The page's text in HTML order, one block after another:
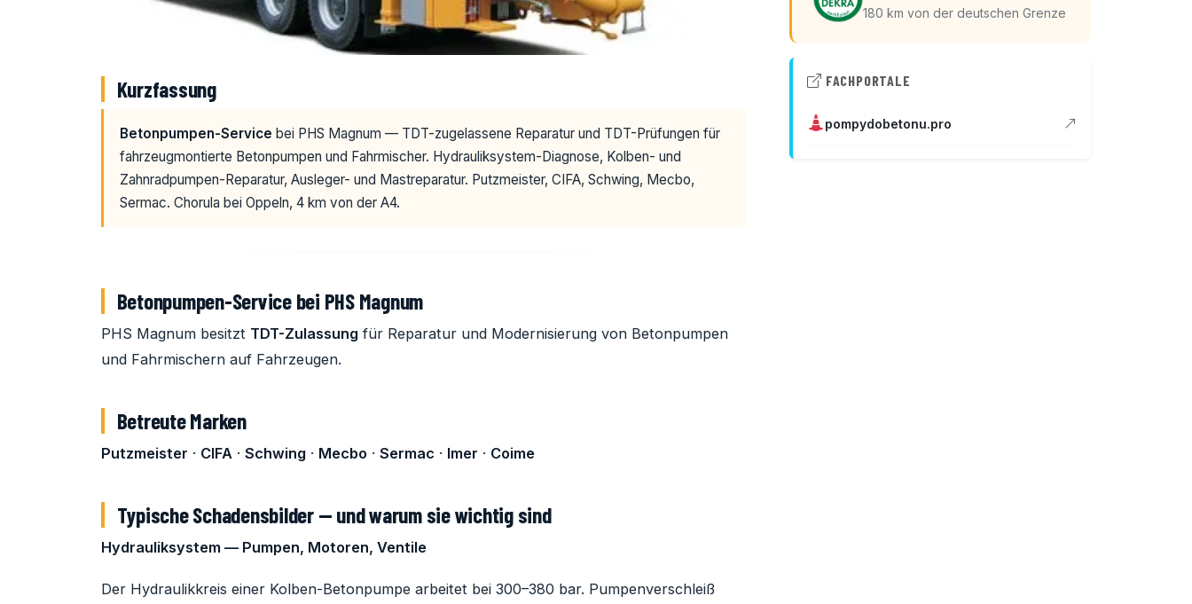
Kurzfassung
Betonpumpen-Service bei PHS Magnum — TDT-zugelassene Reparatur und TDT-Prüfungen für
fahrzeugmontierte Betonpumpen und Fahrmischer. Hydrauliksystem-Diagnose, Kolben- und
Zahnradpumpen-Reparatur, Ausleger- und Mastreparatur. Putzmeister, CIFA, Schwing, Mecbo,
Sermac. Chorula bei Oppeln, 4 km von der A4.
Betonpumpen-Service bei PHS Magnum
PHS Magnum besitzt TDT-Zulassung für Reparatur und Modernisierung von Betonpumpen
und Fahrmischern auf Fahrzeugen.
Betreute Marken
Putzmeister · CIFA · Schwing · Mecbo · Sermac · Imer · Coime
Typische Schadensbilder — und warum sie wichtig sind
Hydrauliksystem — Pumpen, Motoren, Ventile
Der Hydraulikkreis einer Kolben-Betonpumpe arbeitet bei 300–380 bar. Pumpenverschleiß
180 km von der deutschen Grenze
FACHPORTALE
pompydobetonu.pro